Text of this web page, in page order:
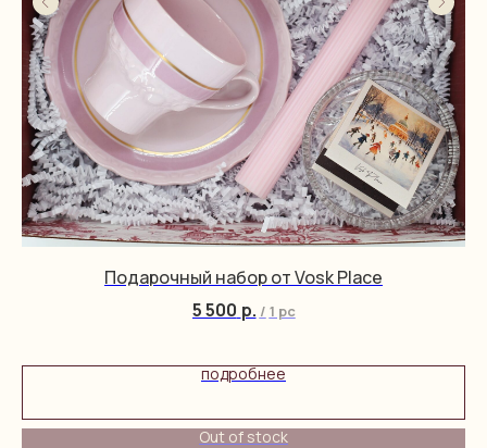
Подарочный набор от Vosk Place
5 500 р. / 1 pc
подробнее
Out of stock